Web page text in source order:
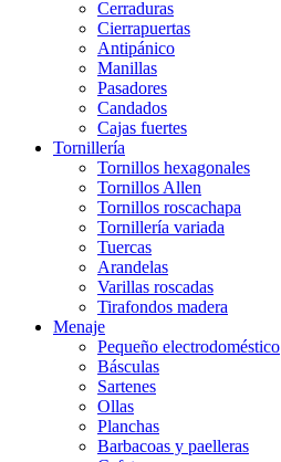
Cerraduras
Cierrapuertas
Antipánico
Manillas
Pasadores
Candados
Cajas fuertes
Tornillería
Tornillos hexagonales
Tornillos Allen
Tornillos roscachapa
Tornillería variada
Tuercas
Arandelas
Varillas roscadas
Tirafondos madera
Menaje
Pequeño electrodoméstico
Básculas
Sartenes
Ollas
Planchas
Barbacoas y paelleras